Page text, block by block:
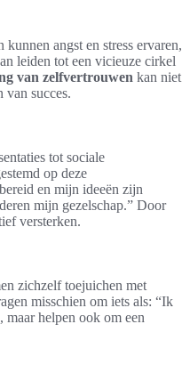
angst en stress ervaren,
leiden tot een vicieuze cirkel
van zelfvertrouwen kan niet
van succes.
tot sociale
op deze
en mijn ideeën zijn
mijn gezelschap.” Door
versterken.
zichzelf toejuichen met
misschien om iets als: “Ik
helpen ook om een